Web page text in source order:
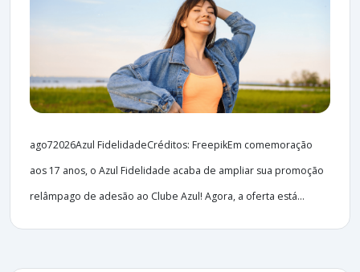
ago72026Azul FidelidadeCréditos: FreepikEm comemoração
aos 17 anos, o Azul Fidelidade acaba de ampliar sua promoção
relâmpago de adesão ao Clube Azul! Agora, a oferta está...